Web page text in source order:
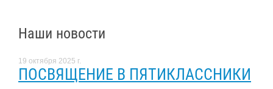
Наши новости
19 октября 2025 г.
ПОСВЯЩЕНИЕ В ПЯТИКЛАССНИКИ